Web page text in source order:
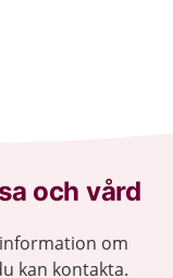
och vård
om
kan kontakta.